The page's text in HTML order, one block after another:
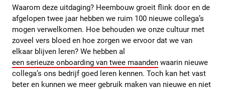
Waarom deze uitdaging? Heembouw groeit flink door en de
afgelopen twee jaar hebben we ruim 100 nieuwe collega’s
mogen verwelkomen. Hoe behouden we onze cultuur met
zoveel vers bloed en hoe zorgen we ervoor dat we van
elkaar blijven leren? We hebben al
een serieuze onboarding van twee maanden waarin nieuwe
collega’s ons bedrijf goed leren kennen. Toch kan het vast
beter en kunnen we meer gebruik maken van nieuwe en niet